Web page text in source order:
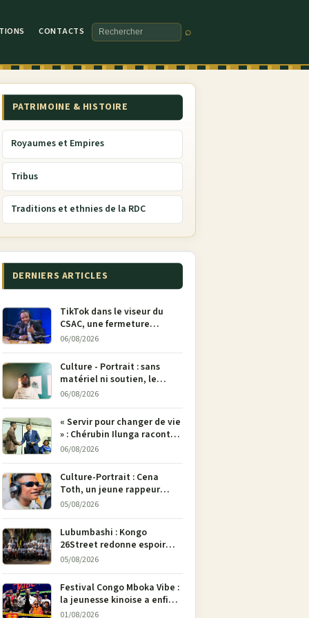
CONTACTS
Rechercher
⌕
PATRIMOINE & HISTOIRE
Royaumes et Empires
Tribus
Traditions et ethnies de la RDC
DERNIERS ARTICLES
TikTok dans le viseur du
CSAC, une fermeture
envisagée pour contrer la
06/08/2026
Culture - Portrait : sans
matériel ni soutien, le
dessinateur Justin
son crayon
06/08/2026
« Servir pour changer de vie
» : Chérubin Ilunga raconte
le parcours du député
Tshimbu en 137 pages
06/08/2026
Culture-Portrait : Cena
Toth, un jeune rappeur
déterminé à faire entendre
05/08/2026
Lubumbashi : Kongo
26Street redonne espoir
aux enfants de la rue par
05/08/2026
Festival Congo Mboka Vibe :
la jeunesse kinoise a enfin
sa plateforme de culture
01/08/2026